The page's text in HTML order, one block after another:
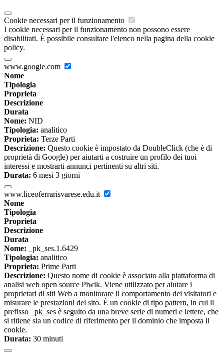
Cookie necessari per il funzionamento
I cookie necessari per il funzionamento non possono essere
disabilitati. È possibile consultare l'elenco nella pagina della cookie
policy.
www.google.com
Nome
Tipologia
Proprieta
Descrizione
Durata
Nome: NID
Tipologia: analitico
Proprieta: Terze Parti
Descrizione: Questo cookie è impostato da DoubleClick (che è di
proprietà di Google) per aiutarti a costruire un profilo dei tuoi
interessi e mostrarti annunci pertinenti su altri siti.
Durata: 6 mesi 3 giorni
www.liceoferrarisvarese.edu.it
Nome
Tipologia
Proprieta
Descrizione
Durata
Nome: _pk_ses.1.6429
Tipologia: analitico
Proprieta: Prime Parti
Descrizione: Questo nome di cookie è associato alla piattaforma di
analisi web open source Piwik. Viene utilizzato per aiutare i
proprietari di siti Web a monitorare il comportamento dei visitatori e
misurare le prestazioni del sito. È un cookie di tipo pattern, in cui il
prefisso _pk_ses è seguito da una breve serie di numeri e lettere, che
si ritiene sia un codice di riferimento per il dominio che imposta il
cookie.
Durata: 30 minuti